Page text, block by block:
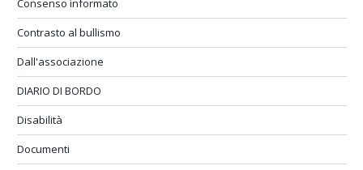
Consenso informato
Contrasto al bullismo
Dall'associazione
DIARIO DI BORDO
Disabilità
Documenti